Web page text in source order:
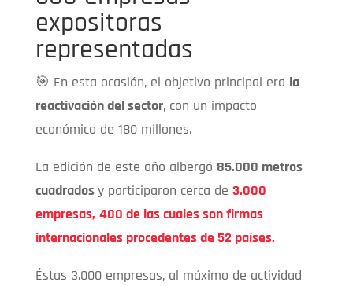
expositoras
representadas
🎯 En esta ocasión, el objetivo principal era la
reactivación del sector, con un impacto
económico de 180 millones.
La edición de este año albergó 85.000 metros
cuadradosy participaron cerca de 3.000
empresas, 400 de las cuales son firmas
internacionales procedentes de 52 países.
Éstas 3.000 empresas, al máximo de actividad